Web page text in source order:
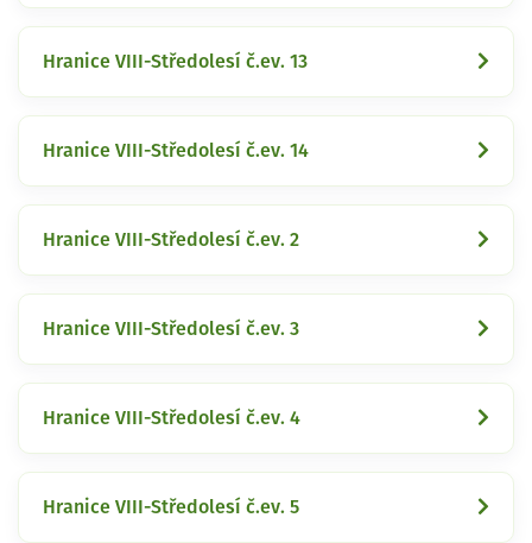
Hranice VIII-Středolesí č.ev. 13
Hranice VIII-Středolesí č.ev. 14
Hranice VIII-Středolesí č.ev. 2
Hranice VIII-Středolesí č.ev. 3
Hranice VIII-Středolesí č.ev. 4
Hranice VIII-Středolesí č.ev. 5